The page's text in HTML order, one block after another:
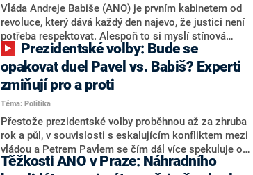
o případné kandidatuře kohokoliv ze zmíněné trojice
značně pochybuje. Podle něj současná koalice dosud
nemá osobu, která by Pavlovi mohla konkurovat.
Vláda Andreje Babiše (ANO) je prvním kabinetem od
revoluce, který dává každý den najevo, že justici není
potřeba respektovat. Alespoň to si myslí stínová
ministryně spravedlnosti ODS Eva Decroix. V
rozhovoru pro CNN Prima NEWS si nebrala servítky
ohledně politického výkonu svého nástupce Jeronýma
Tejce (za ANO) či vládní zmocněnkyně pro lidská
práva Taťány Malé (ANO). Označením „svoloč“ na
adresu vlády prý byla ještě hodná. Decroix se také
vrátila k volební porážce koalice Spolu či promluvila o
hnutí Naše Česko Martina Kuby.
opakovat duel Pavel vs. Babiš? Experti
zmiňují pro a proti
Téma: Politika
Přestože prezidentské volby proběhnou až za zhruba
rok a půl, v souvislosti s eskalujícím konfliktem mezi
vládou a Petrem Pavlem se čím dál více spekuluje o
tom, koho by do bitvy o Hrad mohla vyslat současná
Těžkosti ANO v Praze: Náhradního